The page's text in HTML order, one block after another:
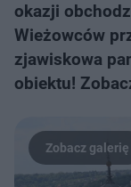
okazji
Wieżowców
zjawiskowa
obiektu!